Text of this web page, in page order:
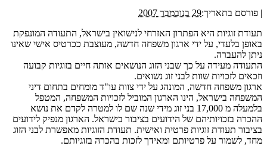
| פורסם בתאריך:29 בנובמבר 2007
תעודת זוגיות היא הפתרון האזרחי לנישואין בישראל, התעודה המונפקת
באופן בלעדי, על ידי ארגון משפחה חדשה, מעוצבת ככרטיס אישי שאינו
ניתן להעברה.
התעודה מעידה על כך שבני הזוג הנושאים אותה חיים בזוגיות קבועה
וזכאים לזכויות שוות לבני זוג נשואים.
ארגון משפחה חדשה, המונהג על ידי צוות עו"ד מומחים בתחום דיני
המשפחה בישראל, הינו הארגון המוביל לזכויות המשפחה, המטפל
בלמעלה מ 17,000 בני זוג מידי שנה שם לו למטרה לקדם את נושא
ההכרה בזכויותיהם של הידועים בציבור בישראל. הארגון מנפיק לידועים
בציבור תעודת זוגיות פרטית ואישית. תעודת הזוגיות מאפשרת לבני הזוג
מחד, לשמור על פרטיותם ומאידך לזכות בהכרה בזוגיותם.